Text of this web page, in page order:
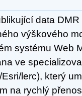
data
výškového
systému Web
ve
lerc), který
na rychlý